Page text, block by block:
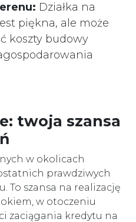
Działka na
piękna, ale może
koszty budowy
twoja szansa
w okolicach
prawdziwych
To szansa na realizację
w otoczeniu
zaciągania kredytu na